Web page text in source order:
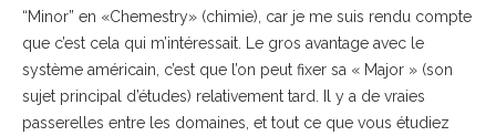
“Minor” en «Chemestry» (chimie), car je me suis rendu compte
que c’est cela qui m’intéressait. Le gros avantage avec le
système américain, c’est que l’on peut fixer sa « Major » (son
sujet principal d’études) relativement tard. Il y a de vraies
passerelles entre les domaines, et tout ce que vous étudiez